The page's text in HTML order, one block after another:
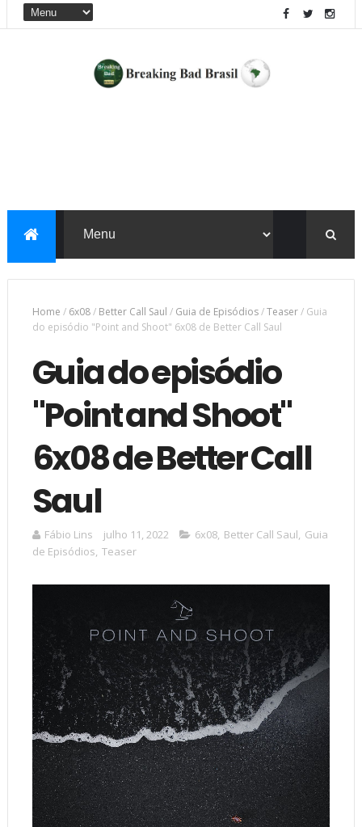
Home / 6x08/ Better Call Saul / Guia de Episódios/Teaser/ Guia
do episódio "Point and Shoot" 6x08 de Better Call Saul
Guia do episódio
"Point and Shoot"
6x08 de Better Call
Saul
Fábio Lins julho 11, 2022 6x08, Better Call Saul, Guia
de Episódios, Teaser